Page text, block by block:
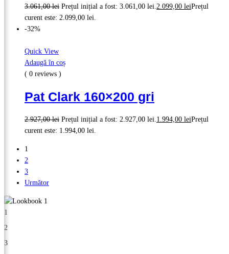
3.061,00lei Prețul inițial a fost: 3.061,00 lei.2.099,00 leiPrețul
curent este: 2.099,00 lei.
-32%
Quick View
Adaugă în coș
( 0 reviews )
Pat Clark 160×200 gri
2.927,00lei Prețul inițial a fost: 2.927,00 lei.1.994,00 leiPrețul
curent este: 1.994,00 lei.
1
2
3
Următor
1
2
3